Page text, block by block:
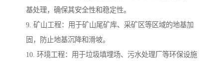
基处理，确保其安全性和稳定性。
9. 矿山工程：用于矿山尾矿库、采矿区等区域的地基加
固，防止地基沉降和滑坡。
10. 环境工程：用于垃圾填埋场、污水处理厂等环保设施